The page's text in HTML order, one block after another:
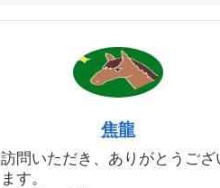
焦龍
訪問いただき、ありがとうござ
ます。